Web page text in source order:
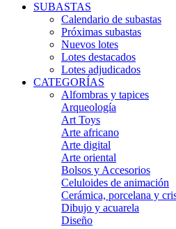
SUBASTAS
Calendario de subastas
Próximas subastas
Nuevos lotes
Lotes destacados
Lotes adjudicados
CATEGORÍAS
Alfombras y tapices
Arqueología
Art Toys
Arte africano
Arte digital
Arte oriental
Bolsos y Accesorios
Celuloides de animación
Cerámica, porcelana y
Dibujo y acuarela
Diseño